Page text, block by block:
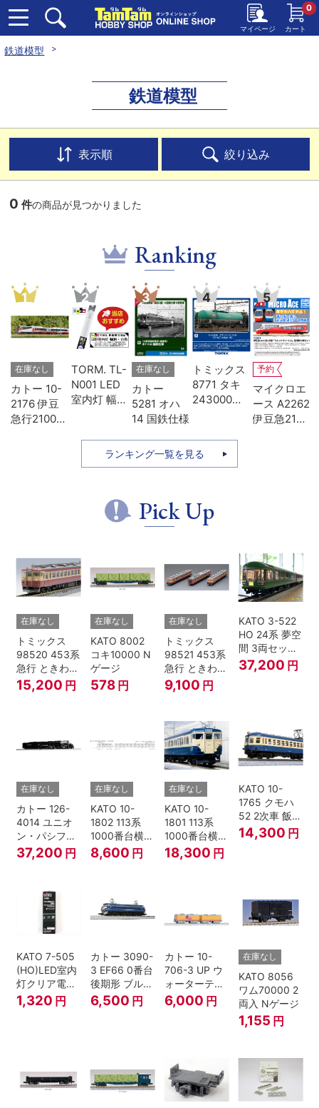
マイページ カート
0
鉄道模型
鉄道模型
表示順 絞り込み
0 件の商品が見つかりました
Ranking
1
在庫なし
カトー 10-
2176 伊豆
急行2100系
2
TORM. TL-
N001 LED
室内灯 幅狭
模型
3
在庫なし
カトー
5281 オハ
14 国鉄仕様
4
トミックス
8771 タキ
243000形
5
予約
マイクロエ
ース A2262
伊豆急2100
ランキング一覧を見る
Pick Up
在庫なし
トミックス
98520 453系
急行 ときわ
基本4両セッ
ト Nゲージ
15,200 円
在庫なし
KATO 8002
コキ10000 N
ゲージ
578 円
在庫なし
トミックス
98521 453系
急行 ときわ
増結3両セッ
ト Nゲージ
9,100 円
KATO 3-522
HO 24系 夢空
間 3両セット
HOゲージ
37,200 円
在庫なし
カトー 126-
4014 ユニオ
ン・パシフィ
ック鉄道 ビッ
グボーイ＃
37,200 円
在庫なし
KATO 10-
1802 113系
1000番台横須
賀・総武快速
線 増結4両セ
8,600 円
在庫なし
KATO 10-
1801 113系
1000番台横須
賀・総武快速
線 基本7両セ
18,300 円
KATO 10-
1765 クモハ
52 2次車 飯田
線 4両セット
Nゲージ
14,300 円
KATO 7-505
(HO)LED室内
灯クリア電球
色
1,320 円
カトー 3090-
3 EF66 0番台
後期形 ブルー
トレイン牽引
機
6,500 円
カトー 10-
706-3 UP ウ
ォーターテン
ダー 2両入
6,000 円
在庫なし
KATO 8056
ワム70000 2
両入 Nゲージ
1,155 円